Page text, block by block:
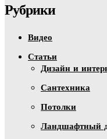
Рубрики
Видео
Статьи
Дизайн и
Сантехника
Потолки
Ландшафтный